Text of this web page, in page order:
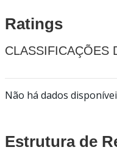
Ratings
CLASSIFICAÇÕES
Não há dados
Estrutura de